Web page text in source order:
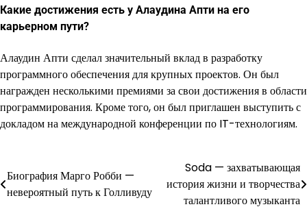
Какие достижения есть у Алаудина Апти на его
карьерном пути?
Алаудин Апти сделал значительный вклад в разработку
программного обеспечения для крупных проектов. Он был
награжден несколькими премиями за свои достижения в области
программирования. Кроме того, он был приглашен выступить с
докладом на международной конференции по IT-технологиям.
Навигация
по
Биография Марго Робби —
невероятный путь к Голливуду
Soda — захватывающая
история жизни и творчества
талантливого музыканта